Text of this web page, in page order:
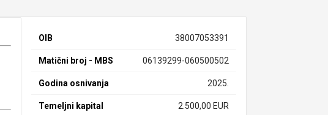
OIB 38007053391
Matični broj - MBS 06139299-060500502
Godina osnivanja 2025.
Temeljni kapital 2.500,00 EUR